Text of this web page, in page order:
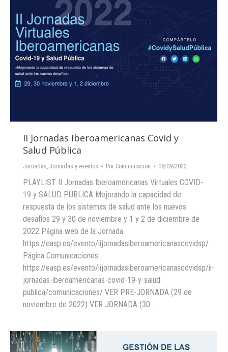
II Jornadas Iberoamericanas Covid y
Salud Pública
Jornadas, Jornadas y eventos Por Comunicacion 08/09/2022
PLAYLIST II Jornadas Iberoamericanas Virtuales COVID-
19 y SALUD PÚBLICA Mejorando la capacidad de
respuesta de los sistemas de salud ante los nuevos
desafíos 29 y 30 de noviembre y 1 y 2 de diciembre de
2022 Página web de la Jornada
https://easp.es/evento/iijornadasiberoamericanascovidsp/
Página Comunicaciones
https://easp.es/evento/iijornadasiberoamericanascovidsp/ii-
jornadas-iberoamericanas-covid-19-y-salud-
publica/comunicaciones/ VER PRE-JORNADA (29 de
noviembre de 2022) VER JORNADA (30…